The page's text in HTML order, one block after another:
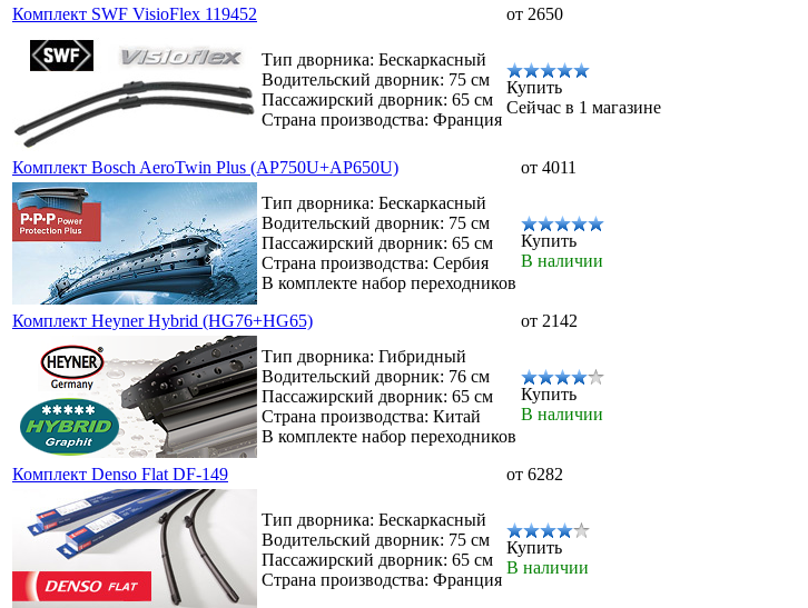
Комплект SWF VisioFlex 119452 от 2650
Тип дворника: Бескаркасный
Водительский дворник: 75 см
Пассажирский дворник: 65 см
Страна производства: Франция
Купить
Сейчас в 1 магазине
Комплект Bosch AeroTwin Plus (AP750U+AP650U)
от 4011
Тип дворника: Бескаркасный
Водительский дворник: 75 см
Пассажирский дворник: 65 см
Страна производства: Сербия
В комплекте набор переходников
Купить
В наличии
Комплект Heyner Hybrid (HG76+HG65)
от 2142
Тип дворника: Гибридный
Водительский дворник: 76 см
Пассажирский дворник: 65 см
Страна производства: Китай
В комплекте набор переходников
Купить
В наличии
Комплект Denso Flat DF-149 от 6282
Тип дворника: Бескаркасный
Водительский дворник: 75 см
Пассажирский дворник: 65 см
Страна производства: Франция
Купить
В наличии